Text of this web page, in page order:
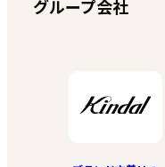
グループ会社